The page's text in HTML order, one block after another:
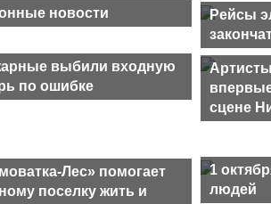
новости
Рейсы
выбили входную
по ошибке
сцене
Лес» помогает
поселку жить и
1
людей